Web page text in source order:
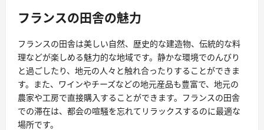
フランスの田舎の魅力
フランスの田舎は美しい自然、歴史的な建造物、伝統的な料
理などが楽しめる魅力的な地域です。静かな環境でのんびり
と過ごしたり、地元の人々と触れ合ったりすることができま
す。また、ワインやチーズなどの地元産品も豊富で、地元の
農家や工房で直接購入することができます。フランスの田舎
での滞在は、都会の喧騒を忘れてリラックスするのに最適な
場所です。